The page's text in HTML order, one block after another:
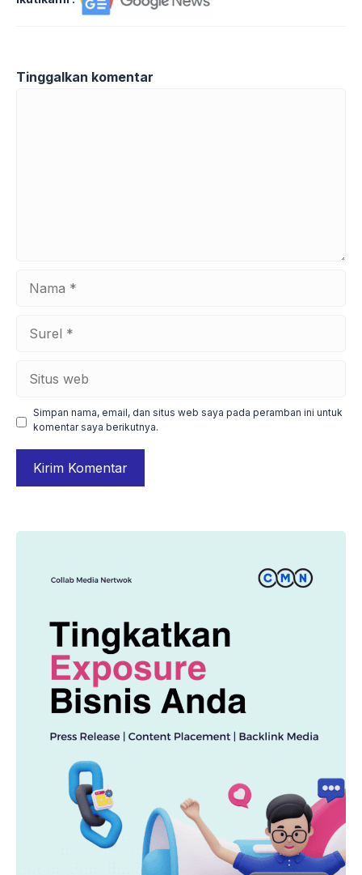
Tinggalkan komentar
web
Simpan nama, email, dan situs web saya pada peramban ini untuk
komentar saya berikutnya.